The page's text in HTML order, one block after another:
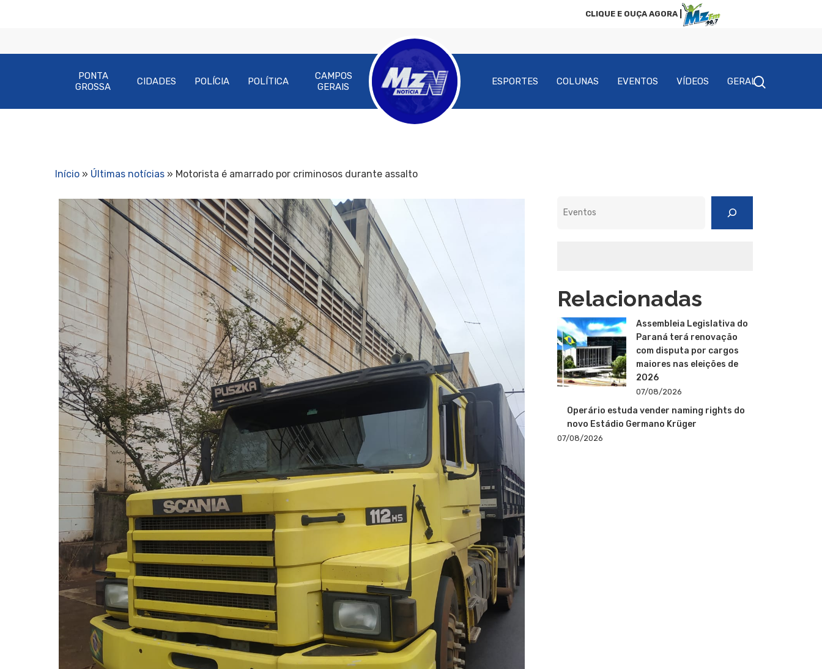
CLIQUE E OUÇA AGORA |
Pressione Enter para pesquisar ou ESC para fechar
PONTA
GROSSA
CIDADES POLÍCIA POLÍTICA
CAMPOS
GERAIS
ESPORTES COLUNAS EVENTOS VÍDEOS GERAL
Início » Últimas notícias » Motorista é amarrado por criminosos durante assalto
Relacionadas
Assembleia Legislativa do
Paraná terá renovação
com disputa por cargos
maiores nas eleições de
2026
07/08/2026
Operário estuda vender naming rights do
novo Estádio Germano Krüger
07/08/2026